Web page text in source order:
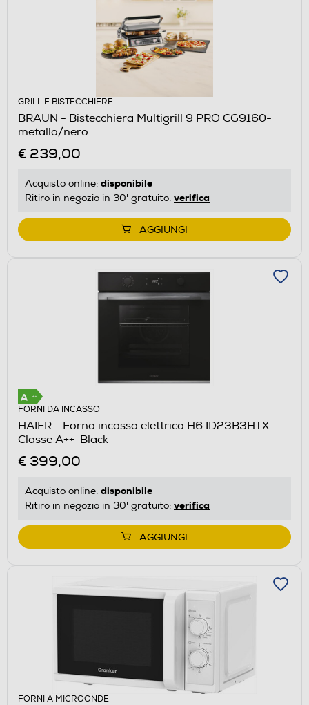
GRILL E BISTECCHIERE
BRAUN - Bistecchiera Multigrill 9 PRO CG9160-
metallo/nero
€ 239,00
Acquisto online: disponibile
Ritiro in negozio in 30' gratuito: verifica
AGGIUNGI
FORNI DA INCASSO
HAIER - Forno incasso elettrico H6 ID23B3HTX
Classe A++-Black
€ 399,00
Acquisto online: disponibile
Ritiro in negozio in 30' gratuito: verifica
AGGIUNGI
FORNI A MICROONDE